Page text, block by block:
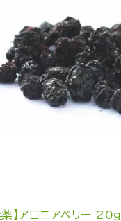
薬】アロニアベリー 20g